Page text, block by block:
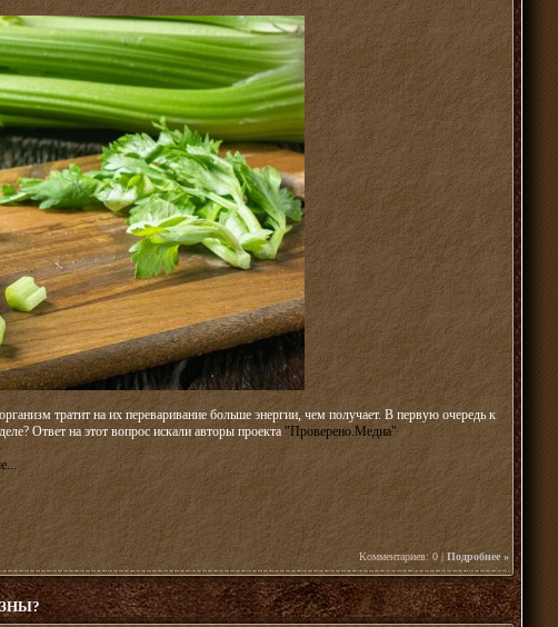
тратит на их переваривание больше энергии, чем получает. В первую очередь к
Ответ на этот вопрос искали авторы проекта"Проверено.Медиа"
Комментариев: 0 |Подробнее »